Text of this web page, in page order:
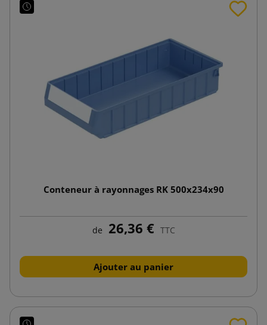
Conteneur à rayonnages RK 500x234x90
de 26,36 € TTC
Ajouter au panier